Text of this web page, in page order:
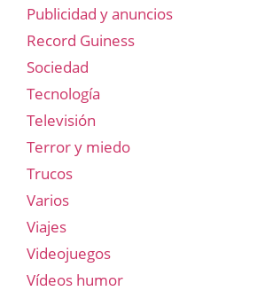
Publicidad y anuncios
Record Guiness
Sociedad
Tecnología
Televisión
Terror y miedo
Trucos
Varios
Viajes
Videojuegos
Vídeos humor